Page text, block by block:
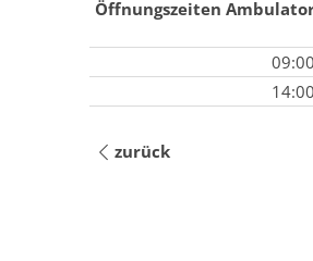
Öffnungszeiten
zurück